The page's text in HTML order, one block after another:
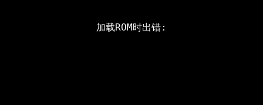
加载ROM时出错: